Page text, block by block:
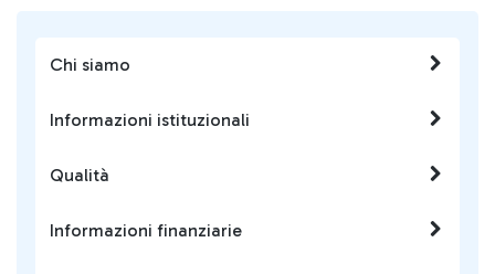
Chi siamo
Informazioni istituzionali
Qualità
Informazioni finanziarie